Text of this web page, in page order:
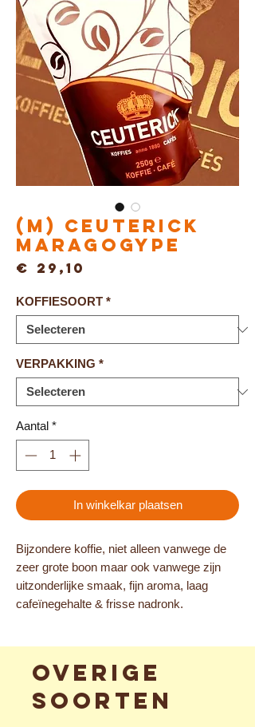
(M) Ceuterick
MARAGOGYPE
€ 29,10
KOFFIESOORT *
VERPAKKING *
Aantal *
In winkelkar plaatsen
Bijzondere koffie, niet alleen vanwege de
zeer grote boon maar ook vanwege zijn
uitzonderlijke smaak, fijn aroma, laag
cafeïnegehalte & frisse nadronk.
Overige
soorten